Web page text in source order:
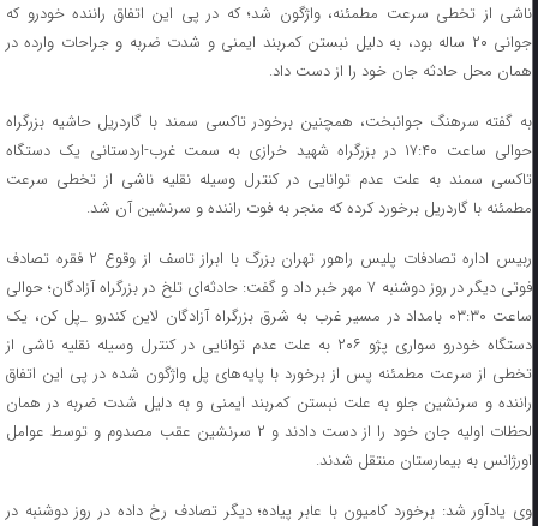
ناشی از تخطی سرعت مطمئنه، واژگون شد؛ که در پی این اتفاق راننده خودرو که
جوانی ۲۰ ساله بود، به دلیل نبستن کمربند ایمنی و شدت ضربه و جراحات وارده در
همان محل حادثه جان خود را از دست داد.
به گفته سرهنگ جوانبخت، همچنین برخودر تاکسی سمند با گاردریل حاشیه بزرگراه
حوالی ساعت ۱۷:۴۰ در بزرگراه شهید خرازی به سمت غرب-اردستانی یک دستگاه
تاکسی سمند به علت عدم توانایی در کنترل وسیله نقلیه ناشی از تخطی سرعت
مطمئنه با گاردریل برخورد کرده که منجر به فوت راننده و سرنشین آن شد.
ربیس اداره تصادفات پلیس راهور تهران بزرگ با ابراز تاسف از وقوع ۲ فقره تصادف
فوتی دیگر در روز دوشنبه ۷ مهر خبر داد و گفت: حادثه‌ای تلخ در بزرگراه آزادگان؛ حوالی
ساعت ۰۳:۳۰ بامداد در مسیر غرب به شرق بزرگراه آزادگان لاین کندرو _پل کن، یک
دستگاه خودرو سواری پژو ۲۰۶ به علت عدم توانایی در کنترل وسیله نقلیه ناشی از
تخطی از سرعت مطمئنه پس از برخورد با پایه‌های پل واژگون شده در پی این اتفاق
راننده و سرنشین جلو به علت نبستن کمربند ایمنی و به دلیل شدت ضربه در همان
لحظات اولیه جان خود را از دست دادند و ۲ سرنشین عقب مصدوم و توسط عوامل
اورژانس به بیمارستان منتقل شدند.
وی یادآور شد: برخورد کامیون با عابر پیاده؛ دیگر تصادف رخ داده در روز دوشنبه در